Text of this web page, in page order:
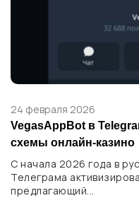
24 февраля 2026
VegasAppBot в
схемы онлайн-казино
С начала 2026 года в
Телеграма
предлагающий...